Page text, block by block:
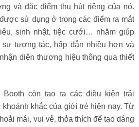
và đặc điểm thu hút riêng của nó.
sử dụng ở trong các điểm ra mắt
sinh nhật, tiệc cưới… nhằm giúp
tương tác, hấp dẫn nhiều hơn và
diện thương hiệu thông qua thiết
Booth còn tạo ra các điều kiện trải
khắc của giới trẻ hiện nay. Từ
mái, vui vẻ, thỏa thích để tạo dáng